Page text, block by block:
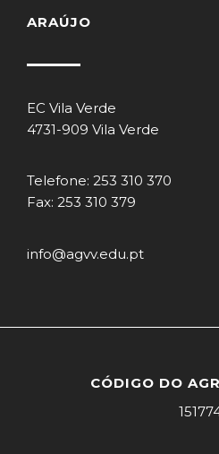
ARAÚJO
EC Vila Verde
4731-909 Vila Verde
Telefone: 253 310 370
Fax: 253 310 379
info@agvv.edu.pt
CÓDIGO DO